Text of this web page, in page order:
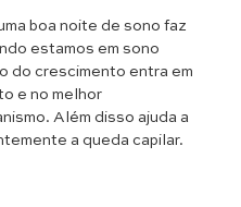
boa noite de sono faz
estamos em sono
do crescimento entra em
e no melhor
Além disso ajuda a
a queda capilar.